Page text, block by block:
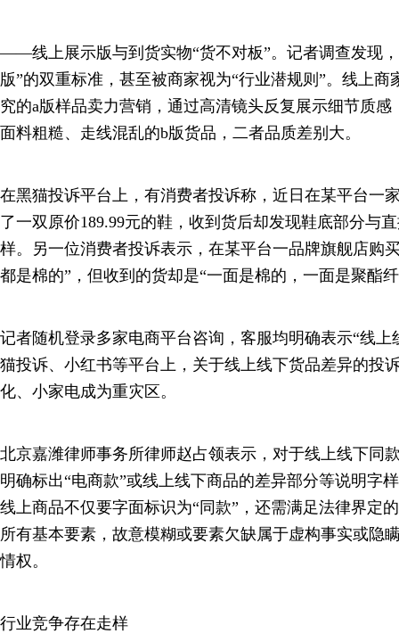
——线上展示版与到货实物“货不对板”。记者调查发现
版”的双重标准，甚至被商家视为“行业潜规则”。线上
究的a版样品卖力营销，通过高清镜头反复展示细节质
面料粗糙、走线混乱的b版货品，二者品质差别大。
在黑猫投诉平台上，有消费者投诉称，近日在某平台一
了一双原价189.99元的鞋，收到货后却发现鞋底部分与
样。另一位消费者投诉表示，在某平台一品牌旗舰店购
都是棉的”，但收到的货却是“一面是棉的，一面是聚酯
记者随机登录多家电商平台咨询，客服均明确表示“线上
猫投诉、小红书等平台上，关于线上线下货品差异的投
化、小家电成为重灾区。
北京嘉潍律师事务所律师赵占领表示，对于线上线下同
明确标出“电商款”或线上线下商品的差异部分等说明字
线上商品不仅要字面标识为“同款”，还需满足法律界定
所有基本要素，故意模糊或要素欠缺属于虚构事实或隐
情权。
行业竞争存在走样